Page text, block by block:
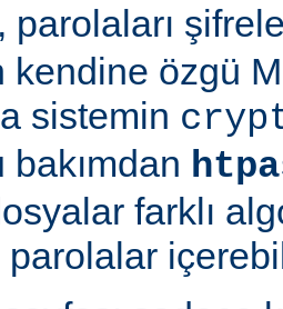
, parolaları
kendine özgü
sistemin
bakımdan
farklı